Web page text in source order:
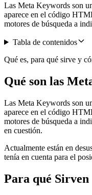
Las Meta Keywords son
aparece en el código
motores de búsqueda a
Tabla de contenidos
Qué es, para qué sirve y
Qué son las
Las Meta Keywords son
aparece en el código
motores de búsqueda a
en cuestión.
Actualmente están en
tenía en cuenta para el
Para qué Sirven